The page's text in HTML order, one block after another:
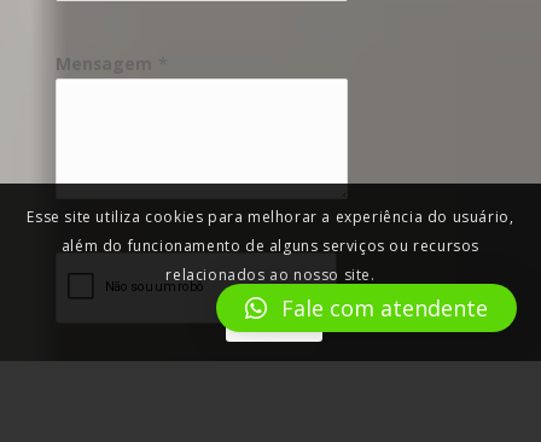
Mensagem
Esse site utiliza cookies para melhorar a experiência do usuário,
além do funcionamento de alguns serviços ou recursos
relacionados ao nosso site.
AceitarFale com atendente